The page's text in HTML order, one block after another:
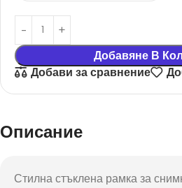
Добавяне В
Добави за сравнение
Описание
Стилна стъклена рамка за